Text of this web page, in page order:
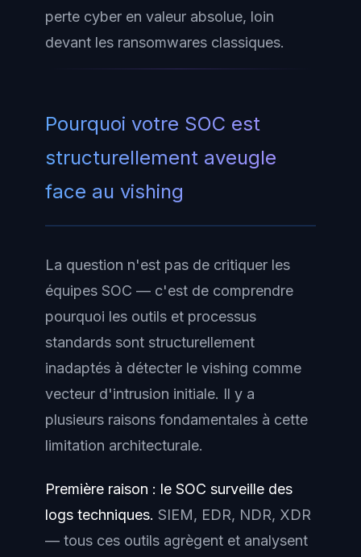
perte cyber en valeur absolue, loin
devant les ransomwares classiques.
Pourquoi votre SOC est
structurellement aveugle
face au vishing
La question n'est pas de critiquer les
équipes SOC — c'est de comprendre
pourquoi les outils et processus
standards sont structurellement
inadaptés à détecter le vishing comme
vecteur d'intrusion initiale. Il y a
plusieurs raisons fondamentales à cette
limitation architecturale.
Première raison : le SOC surveille des
logs techniques. SIEM, EDR, NDR, XDR
— tous ces outils agrègent et analysent